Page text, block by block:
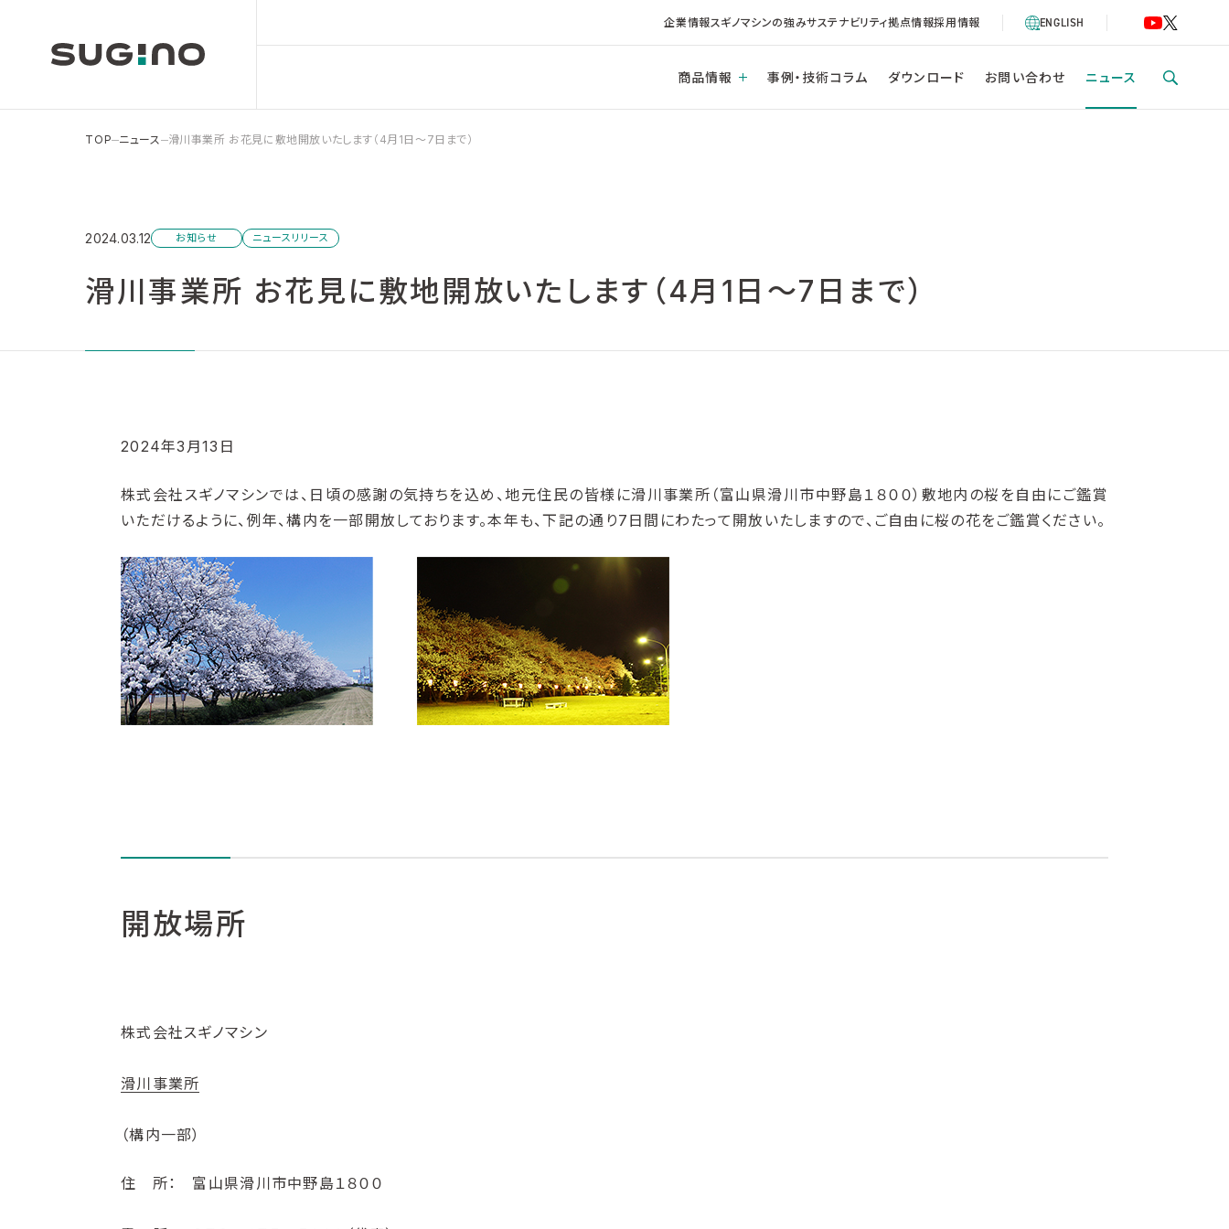
企業情報スギノマシンの強みサステナビリティ拠点情報採用情報 ENGLISH
商品情報 事例・技術コラム ダウンロード お問い合わせ ニュース
TOP ニュース 滑川事業所 お花見に敷地開放いたします（4月1日～7日まで）
2024.03.12 お知らせ ニュースリリース
滑川事業所 お花見に敷地開放いたします（4月1日～7日まで）
2024年3月13日
株式会社スギノマシンでは、日頃の感謝の気持ちを込め、地元住民の皆様に滑川事業所（富山県滑川市中野島１８００）敷地内の桜を自由にご鑑賞
いただけるように、例年、構内を一部開放しております。本年も、下記の通り7日間にわたって開放いたしますので、ご自由に桜の花をご鑑賞ください。
開放場所
株式会社スギノマシン
滑川事業所
（構内一部）
住 所： 富山県滑川市中野島１８００